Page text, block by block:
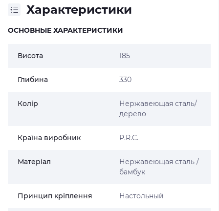
Характеристики
ОСНОВНЫЕ ХАРАКТЕРИСТИКИ
Висота 185
Глибина 330
Колір
Нержавеющая сталь/
дерево
Країна виробник P.R.C.
Матеріал
Нержавеющая сталь /
бамбук
Принцип кріплення Настольный